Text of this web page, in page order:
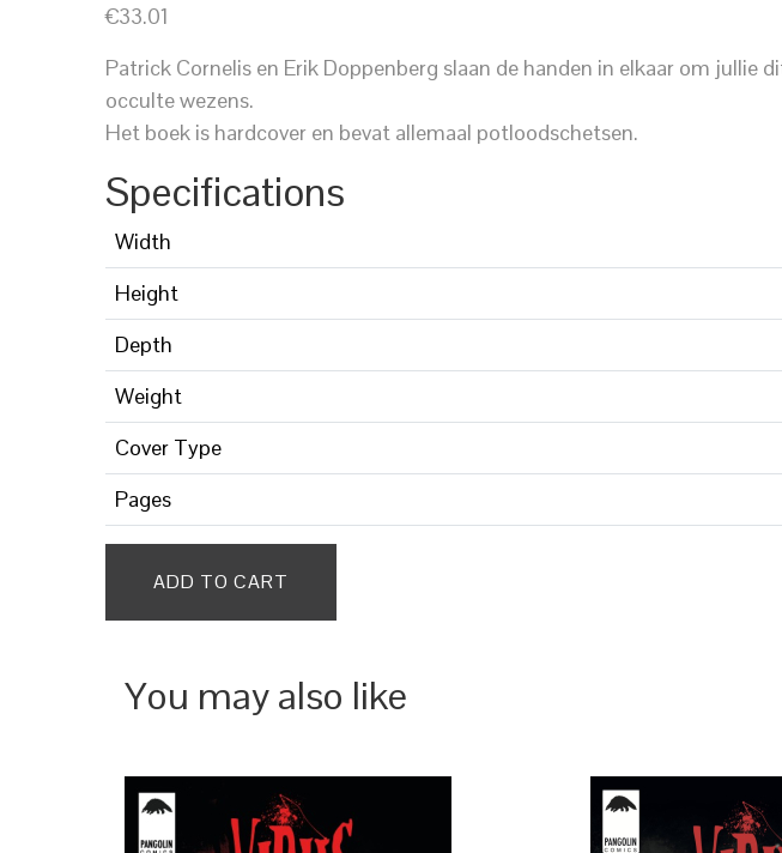
€33.01
Patrick Cornelis en Erik Doppenberg slaan de handen in elkaar om jullie
occulte wezens.
Het boek is hardcover en bevat allemaal potloodschetsen.
Specifications
Width
Height
Depth
Weight
Cover Type
Pages
ADD TO CART
You may also like